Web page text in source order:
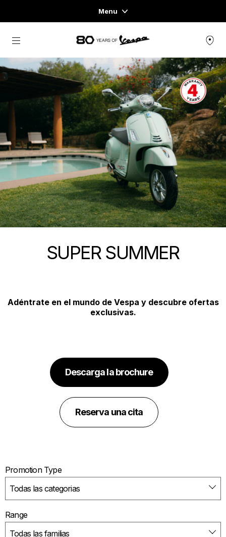
Menu
Home
GAMA DE VEHÍCULOS
READY TO WEAR Y LIFESTYLE
EXPERIENCIAS
CONCEPT STORE
Ir al contenido principal
SUPER SUMMER
Adéntrate en el mundo de Vespa y descubre ofertas
exclusivas.
Descarga la brochure
Reserva una cita
Promotion Type
Range